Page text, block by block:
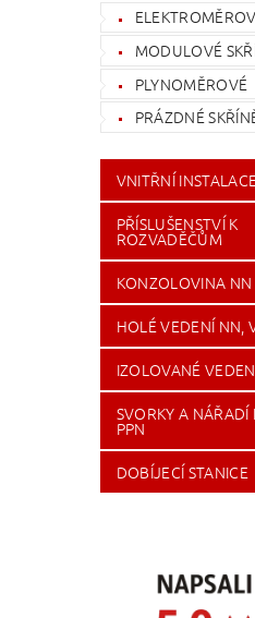
MODULOVÉ
PLYNOMĚROVÉ
PRÁZDNÉ
VNITŘNÍ INSTALACE
PŘÍSLUŠENSTVÍ K
ROZVADĚČŮM
KONZOLOVINA NN
HOLÉ VEDENÍ NN,
IZOLOVANÉ
SVORKY A NÁŘADÍ
PPN
DOBÍJECÍ STANICE